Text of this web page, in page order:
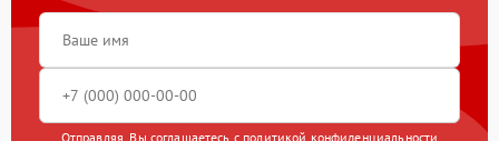
Отправляя, Вы соглашаетесь с политикой конфиденциальности